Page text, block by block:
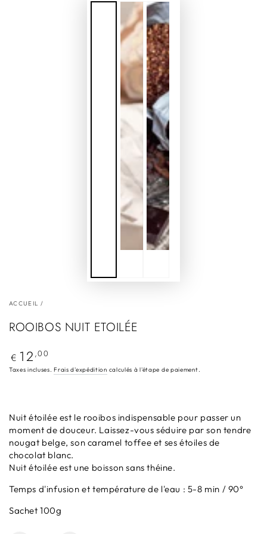
ACCUEIL /
ROOIBOS NUIT ETOILÉE
Prix
normal
€ 12 ,00
Taxes incluses.Frais d'expédition calculés à l'étape de paiement.
Nuit étoilée est le rooibos indispensable pour passer un
moment de douceur. Laissez-vous séduire par son tendre
nougat belge, son caramel toffee et ses étoiles de
chocolat blanc.
Nuit étoilée est une boisson sans théine.
Temps d'infusion et température de l'eau : 5-8 min / 90°
Sachet 100g